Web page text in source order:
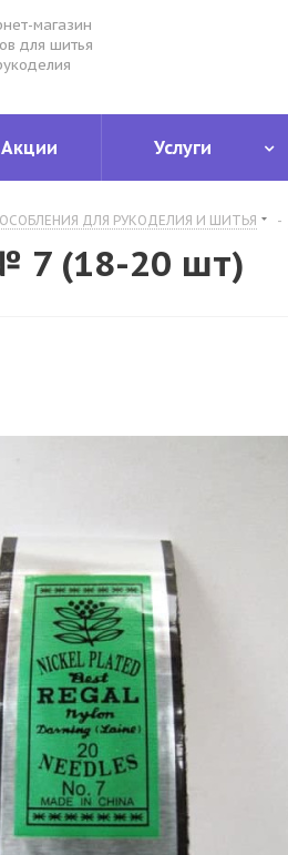
магазин
для шитья
Акции Услуги
ДЛЯ РУКОДЕЛИЯ И ШИТЬЯ -
7 (18-20 шт)